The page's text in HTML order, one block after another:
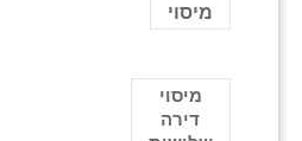
מיסוי
מיסוי
דירה